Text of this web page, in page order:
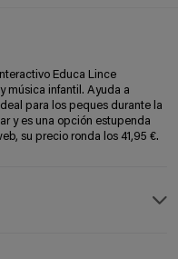
Educa Lince
música infantil. Ayuda a
para los peques durante la
y es una opción estupenda
su precio ronda los 41,95 €.